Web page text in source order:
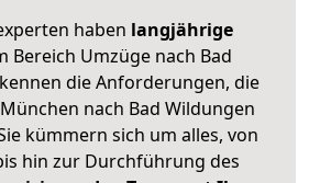
haben langjährige
Bereich Umzüge nach Bad
die Anforderungen, die
nach Bad Wildungen
kümmern sich um alles, von
hin zur Durchführung des